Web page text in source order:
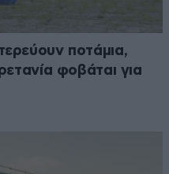
ποτάμια,
φοβάται για